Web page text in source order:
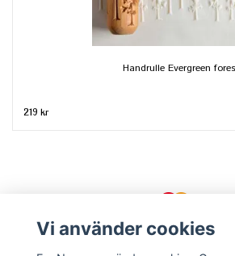
Handrulle Evergreen
219 kr
Vi använder cookies